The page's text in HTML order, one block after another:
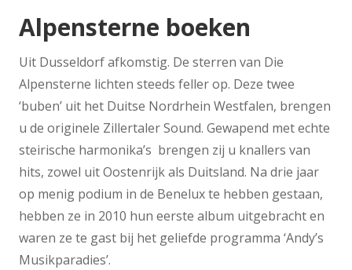
Alpensterne boeken
Uit Dusseldorf afkomstig. De sterren van Die
Alpensterne lichten steeds feller op. Deze twee
‘buben’ uit het Duitse Nordrhein Westfalen, brengen
u de originele Zillertaler Sound. Gewapend met echte
steirische harmonika’s brengen zij u knallers van
hits, zowel uit Oostenrijk als Duitsland. Na drie jaar
op menig podium in de Benelux te hebben gestaan,
hebben ze in 2010 hun eerste album uitgebracht en
waren ze te gast bij het geliefde programma ‘Andy’s
Musikparadies’.